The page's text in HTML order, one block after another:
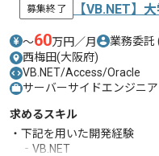
募集終了 【VB.NET】
〜60万円／月 業務委託
西梅田(大阪府)
VB.NET/Access/Oracle
サーバーサイドエンジニア
求めるスキル
・下記を用いた開発経験
‐VB.NET